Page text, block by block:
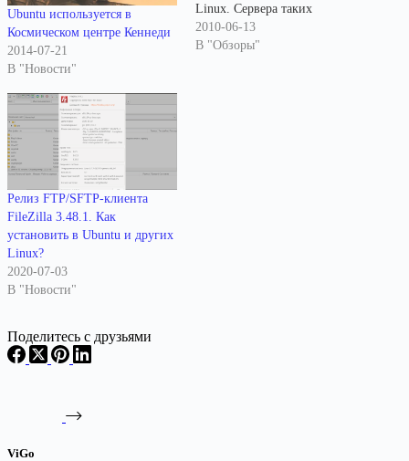
Ubuntu используется в
Космическом центре Кеннеди
2014-07-21
В "Новости"
Linux. Сервера таких
известных компаний как
Google, Facebook, Yandex,
2010-06-13
В "Обзоры"
Релиз FTP/SFTP-клиента
FileZilla 3.48.1. Как
установить в Ubuntu и других
Linux?
2020-07-03
В "Новости"
Поделитесь с друзьями
ViGo